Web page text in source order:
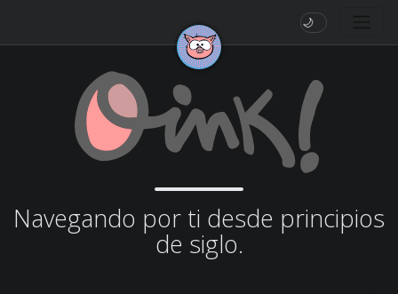
🌙
Navegando por ti desde principios
de siglo.